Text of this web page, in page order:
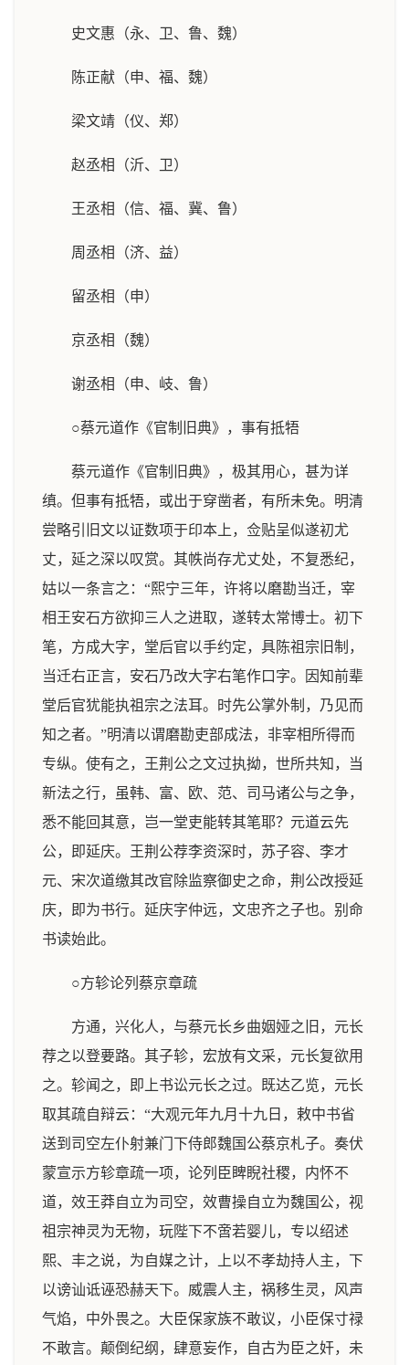
史文惠（永、卫、鲁、魏）
陈正献（申、福、魏）
梁文靖（仪、郑）
赵丞相（沂、卫）
王丞相（信、福、冀、鲁）
周丞相（济、益）
留丞相（申）
京丞相（魏）
谢丞相（申、岐、鲁）
○蔡元道作《官制旧典》，事有抵牾
蔡元道作《官制旧典》，极其用心，甚为详
缜。但事有抵牾，或出于穿凿者，有所未免。明清
尝略引旧文以证数项于印本上，佥贴呈似遂初尤
丈，延之深以叹赏。其帙尚存尤丈处，不复悉纪，
姑以一条言之：“熙宁三年，许将以磨勘当迁，宰
相王安石方欲抑三人之进取，遂转太常博士。初下
笔，方成大字，堂后官以手约定，具陈祖宗旧制，
当迁右正言，安石乃改大字右笔作口字。因知前辈
堂后官犹能执祖宗之法耳。时先公掌外制，乃见而
知之者。”明清以谓磨勘吏部成法，非宰相所得而
专纵。使有之，王荆公之文过执拗，世所共知，当
新法之行，虽韩、富、欧、范、司马诸公与之争，
悉不能回其意，岂一堂吏能转其笔耶？元道云先
公，即延庆。王荆公荐李资深时，苏子容、李才
元、宋次道缴其改官除监察御史之命，荆公改授延
庆，即为书行。延庆字仲远，文忠齐之子也。别命
书读始此。
○方轸论列蔡京章疏
方通，兴化人，与蔡元长乡曲姻娅之旧，元长
荐之以登要路。其子轸，宏放有文采，元长复欲用
之。轸闻之，即上书讼元长之过。既达乙览，元长
取其疏自辩云：“大观元年九月十九日，敕中书省
送到司空左仆射兼门下侍郎魏国公蔡京札子。奏伏
蒙宣示方轸章疏一项，论列臣睥睨社稷，内怀不
道，效王莽自立为司空，效曹操自立为魏国公，视
祖宗神灵为无物，玩陛下不啻若婴儿，专以绍述
熙、丰之说，为自媒之计，上以不孝劫持人主，下
以谤讪诋诬恐赫天下。威震人主，祸移生灵，风声
气焰，中外畏之。大臣保家族不敢议，小臣保寸禄
不敢言。颠倒纪纲，肆意妄作，自古为臣之奸，未